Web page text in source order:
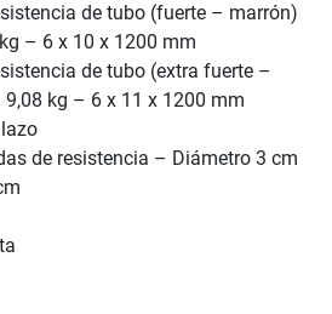
de tubo (fuerte – marrón)
– 6 x 10 x 1200 mm
de tubo (extra fuerte –
kg – 6 x 11 x 1200 mm
de resistencia – Diámetro 3 cm